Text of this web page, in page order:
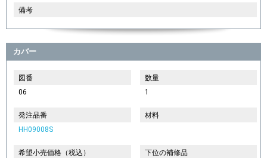
備考
カバー
図番
06
数量
1
発注品番
HH09008S
材料
希望小売価格（税込） 下位の補修品